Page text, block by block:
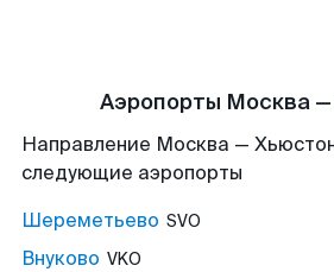
Аэропорты Москва
Направление Москва —
следующие аэропорты
Шереметьево SVO
Внуково VKO